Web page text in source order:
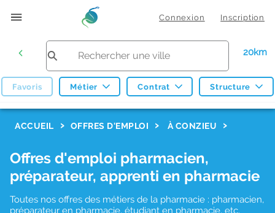
Connexion Inscription
20km
Favoris Métier Contrat Structure
ACCUEIL OFFRES D'EMPLOI À CONZIEU
Offres d'emploi pharmacien,
préparateur, apprenti en pharmacie
Toutes nos offres des métiers de la pharmacie : pharmacien,
préparateur en pharmacie, étudiant en pharmacie, etc.